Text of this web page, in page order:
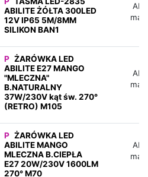
ABILITE ŻÓŁTA 300LED
12V IP65 5M/8MM
SILIKON BAN1
P ŻARÓWKA LED
ABILITE E27 MANGO
"MLECZNA"
B.NATURALNY
37W/230V kąt św. 270°
(RETRO) M105
P ŻARÓWKA LED
ABILITE MANGO
MLECZNA B.CIEPŁA
E27 20W/230V 1600LM
270° M70